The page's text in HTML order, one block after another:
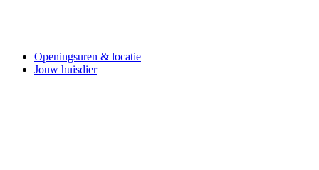
Openingsuren & locatie
Jouw huisdier